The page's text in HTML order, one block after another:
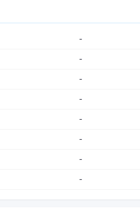
-
-
-
-
-
-
-
-